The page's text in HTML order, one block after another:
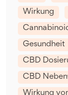
Wirkung
Gesundheit
CBD
CBD
Wirkung